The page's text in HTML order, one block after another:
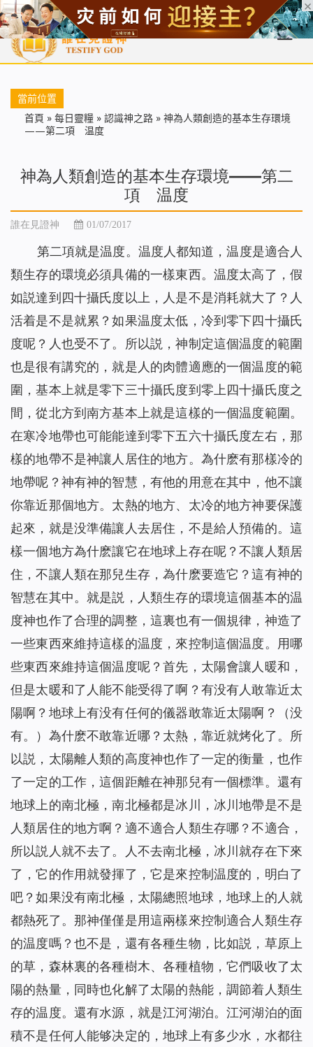
首頁 每日靈糧 天國福音 基督徒見證 信仰解答 聖經
當前位置
首頁 » 每日靈糧 » 認識神之路 » 神為人類創造的基本生存環境
——第二項 温度
神為人類創造的基本生存環境——第二
項 温度
誰在見證神 01/07/2017
第二項就是温度。温度人都知道，温度是適合人
類生存的環境必須具備的一樣東西。温度太高了，假
如説達到四十攝氏度以上，人是不是消耗就大了？人
活着是不是就累？如果温度太低，冷到零下四十攝氏
度呢？人也受不了。所以説，神制定這個温度的範圍
也是很有講究的，就是人的肉體適應的一個温度的範
圍，基本上就是零下三十攝氏度到零上四十攝氏度之
間，從北方到南方基本上就是這樣的一個温度範圍。
在寒冷地帶也可能能達到零下五六十攝氏度左右，那
樣的地帶不是神讓人居住的地方。為什麽有那樣冷的
地帶呢？神有神的智慧，有他的用意在其中，他不讓
你靠近那個地方。太熱的地方、太冷的地方神要保護
起來，就是没準備讓人去居住，不是給人預備的。這
樣一個地方為什麽讓它在地球上存在呢？不讓人類居
住，不讓人類在那兒生存，為什麽要造它？這有神的
智慧在其中。就是説，人類生存的環境這個基本的温
度神也作了合理的調整，這裏也有一個規律，神造了
一些東西來維持這樣的温度，來控制這個温度。用哪
些東西來維持這個温度呢？首先，太陽會讓人暖和，
但是太暖和了人能不能受得了啊？有没有人敢靠近太
陽啊？地球上有没有任何的儀器敢靠近太陽啊？（没
有。）為什麽不敢靠近哪？太熱，靠近就烤化了。所
以説，太陽離人類的高度神也作了一定的衡量，也作
了一定的工作，這個距離在神那兒有一個標準。還有
地球上的南北極，南北極都是冰川，冰川地帶是不是
人類居住的地方啊？適不適合人類生存哪？不適合，
所以説人就不去了。人不去南北極，冰川就存在下來
了，它的作用就發揮了，它是來控制温度的，明白了
吧？如果没有南北極，太陽總照地球，地球上的人就
都熱死了。那神僅僅是用這兩樣來控制適合人類生存
的温度嗎？也不是，還有各種生物，比如説，草原上
的草，森林裏的各種樹木、各種植物，它們吸收了太
陽的熱量，同時也化解了太陽的熱能，調節着人類生
存的温度。還有水源，就是江河湖泊。江河湖泊的面
積不是任何人能够决定的，地球上有多少水，水都往